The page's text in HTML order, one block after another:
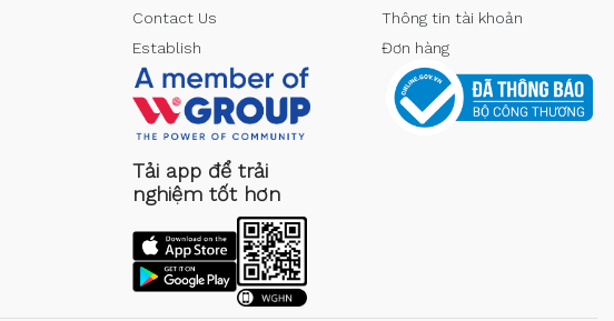
Contact Us
Establish
Thông tin tài khoản
Đơn hàng
Tải app để trải
nghiệm tốt hơn